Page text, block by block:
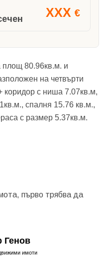
XXX €
площ 80.96кв.м. и
на четвърти
коридор с ниша 7.07кв.м,
спалня 15.76 кв.м.,
с размер 5.37кв.м.
първо трябва да
Генов
имоти